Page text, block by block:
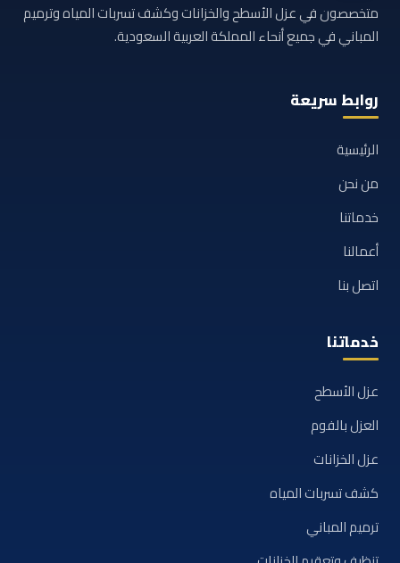
متخصصون في عزل الأسطح والخزانات وكشف تسربات المياه وترميم
المباني في جميع أنحاء المملكة العربية السعودية.
روابط سريعة
الرئيسية
من نحن
خدماتنا
أعمالنا
اتصل بنا
خدماتنا
عزل الأسطح
العزل بالفوم
عزل الخزانات
كشف تسربات المياه
ترميم المباني